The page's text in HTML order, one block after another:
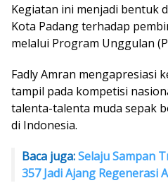
Kegiatan ini menjadi bentuk
Kota Padang terhadap
melalui Program Unggulan
Fadly Amran mengapresiasi
tampil pada kompetisi
talenta-talenta muda sepak
di Indonesia.
Baca juga:Selaju Sampan
357 Jadi Ajang Regenerasi